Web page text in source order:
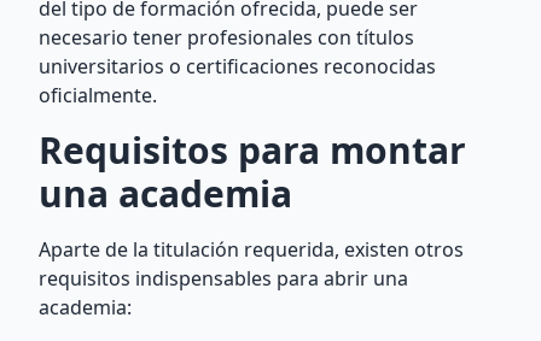
del tipo de formación ofrecida, puede ser
necesario tener profesionales con títulos
universitarios o certificaciones reconocidas
oficialmente.
Requisitos para montar
una academia
Aparte de la titulación requerida, existen otros
requisitos indispensables para abrir una
academia: